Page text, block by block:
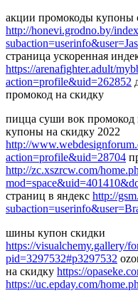
акции промокоды купоны
http://honevi.grodno.by/
страница ускоренная
https://arenafighter.adult/
action=profile&uid=262852
промокод на скидку
пицца суши вок промокод
купоны на скидку 2022
http://
action=profile&uid=28704
http://zc.xszrcw.com/
страниц в яндекс http://
шины купон скидки
https://visualchemy.gallery/
pid=3297532#p3297532
на скидку https://
https://uc.epday.com/